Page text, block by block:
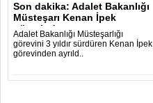
Son dakika: Adalet Bakanlığı
Müsteşarı Kenan İpek
görevinden..
Adalet Bakanlığı Müsteşarlığı
görevini 3 yıldır sürdüren Kenan İpek
görevinden ayrıld..